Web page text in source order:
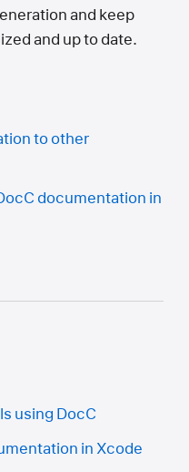
and keep
and up to date.
to other
documentation in
using DocC
in Xcode